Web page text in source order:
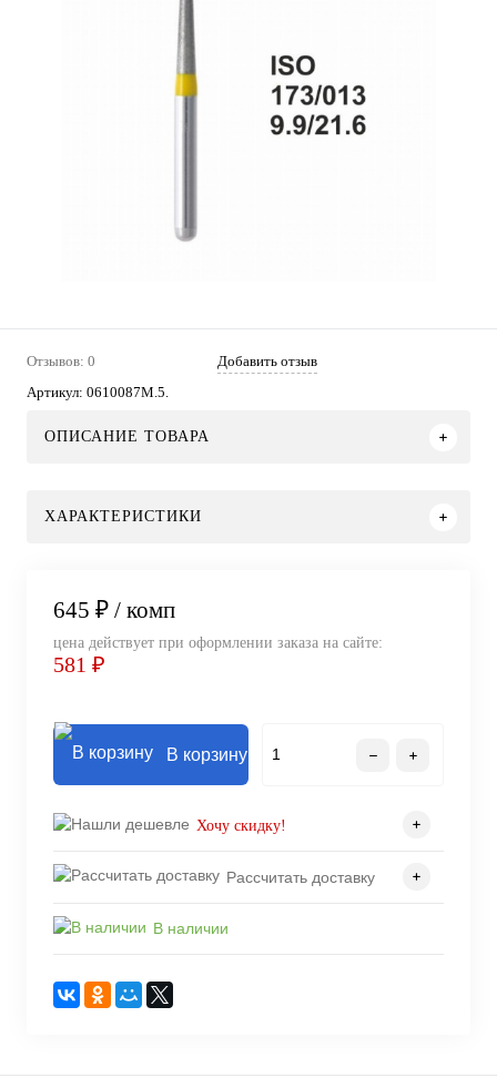
Отзывов: 0
Добавить отзыв
Артикул: 0610087M.5.
ОПИСАНИЕ ТОВАРА
ХАРАКТЕРИСТИКИ
645 ₽ / комп
цена действует при оформлении заказа на сайте:
581 ₽
В корзину
Хочу скидку!
Рассчитать доставку
В наличии